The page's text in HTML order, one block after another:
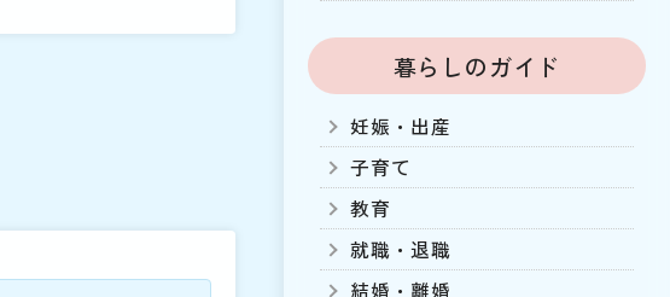
暮らしのガイド
妊娠・出産
子育て
教育
就職・退職
結婚・離婚